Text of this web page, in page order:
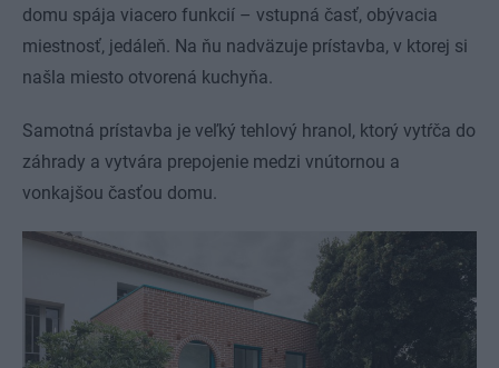
domu spája viacero funkcií – vstupná časť, obývacia
miestnosť, jedáleň. Na ňu nadväzuje prístavba, v ktorej si
našla miesto otvorená kuchyňa.
Samotná prístavba je veľký tehlový hranol, ktorý vytŕča do
záhrady a vytvára prepojenie medzi vnútornou a
vonkajšou časťou domu.